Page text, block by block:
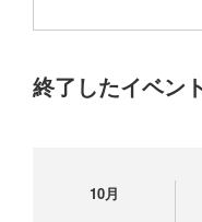
終了したイベント
10月